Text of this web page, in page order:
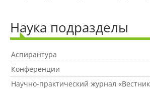
Организации-партнеры
Наука подразделы
Аспирантура
Конференции
Научно-практический журнал